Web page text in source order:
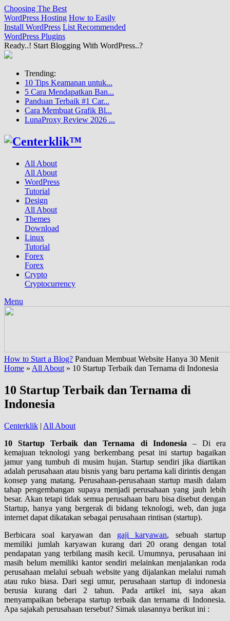
Choosing The Best
WordPress Hosting How to Easily
Install WordPress List Recommended
WordPress Plugins
Ready..! Start Blogging With WordPress..?
Trending:
10 Tips Keamanan untuk...
5 Cara Mendapatkan Ban...
Panduan Terbaik #1 Car...
Cara Membuat Grafik Bl...
LunaProxy Review 2026 ...
All About
All About
WordPress
Tutorial
Design
All About
Themes
Download
Linux
Tutorial
Forex
Forex
Crypto
Cryptocurrency
Menu
How to Start a Blog? Panduan Membuat Website Hanya 30 Menit
Home » All About » 10 Startup Terbaik dan Ternama di Indonesia
10 Startup Terbaik dan Ternama di
Indonesia
Centerklik | All About
10 Startup Terbaik dan Ternama di Indonesia – Di era
kemajuan teknologi yang berkembang pesat ini startup bagaikan
jamur yang tumbuh di musim hujan. Startup sendiri jika diartikan
adalah perusahaan atau bisnis yang baru pertama kali dirintis dengan
konsep yang matang. Perusahaan-perusahaan startup masih dalam
tahap pengembangan supaya menjadi perusahaan yang jauh lebih
besar. Akan tetapi tidak semua perusahaan baru bisa disebut dengan
Startup, hanya yang bergerak di bidang teknologi, web, dan juga
internet dapat dikatakan sebagai perusahaan rintisan (startup).
Berbicara soal karyawan dan gaji karyawan, sebuah startup
memiliki jumlah karyawan kurang dari 20 orang dengan total
pendapatan yang terbilang masih kecil. Umumnya, perusahaan ini
masih belum memiliki kantor sendiri melainkan menjalankan roda
perusahaan melalui sebuah website yang dijalankan melalui rumah
atau ruko biasa. Dari segi umur, perusahaan startup di indonesia
berusia kurang dari 2 tahun. Pada artikel ini, saya akan
menyampaikan beberapa startup terbaik dan ternama di Indonesia.
Apa sajakah perusahaan tersebut? Simak ulasannya berikut ini :